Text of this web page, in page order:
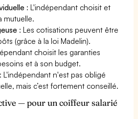
: L'indépendant choisit et
mutuelle.
: Les cotisations peuvent être
(grâce à la loi Madelin).
choisit les garanties
et à son budget.
: L'indépendant n'est pas obligé
mais c’est fortement conseillé.
— pour un coiffeur salarié